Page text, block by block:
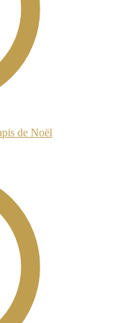
de Noël